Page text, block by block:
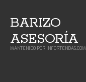
BARIZO
ASESORÍA
MANTENIDO POR INFORTENDAS.COM